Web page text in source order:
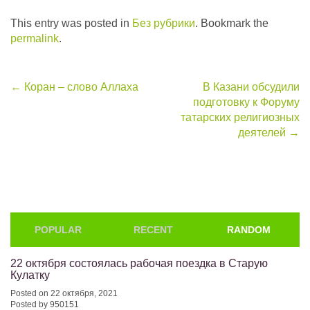
This entry was posted in Без рубрики. Bookmark the
permalink.
Post
← Коран – слово Аллаха
В Казани обсудили
подготовку к Форуму
татарских религиозных
деятелей →
POPULAR RECENT RANDOM
22 октября состоялась рабочая поездка в Старую
Кулатку
Posted on 22 октября, 2021
Posted by 950151